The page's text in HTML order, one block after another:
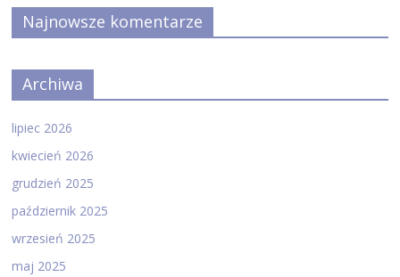
Najnowsze komentarze
Archiwa
lipiec 2026
kwiecień 2026
grudzień 2025
październik 2025
wrzesień 2025
maj 2025